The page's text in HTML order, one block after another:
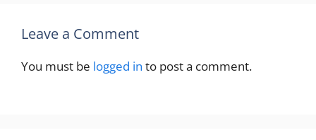
Leave a Comment
You must be logged in to post a comment.